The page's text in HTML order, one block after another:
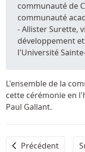
communauté de
communauté
- Allister Surette,
développement
l'Université
L'ensemble de la
cette cérémonie en
Paul Gallant.
Article précédent :
Précédent